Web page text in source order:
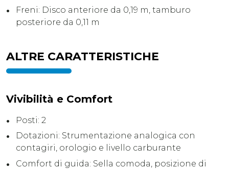
Freni: Disco anteriore da 0,19 m, tamburo
posteriore da 0,11 m
ALTRE CARATTERISTICHE
Vivibilità e Comfort
Posti: 2
Dotazioni: Strumentazione analogica con
contagiri, orologio e livello carburante
Comfort di guida: Sella comoda, posizione di